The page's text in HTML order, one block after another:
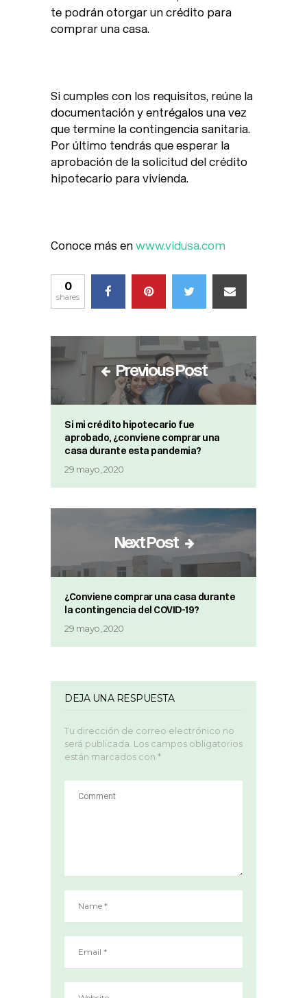
te podrán otorgar un crédito para
comprar una casa.
Si cumples con los requisitos, reúne la
documentación y entrégalos una vez
que termine la contingencia sanitaria.
Por último tendrás que esperar la
aprobación de la solicitud del crédito
hipotecario para vivienda.
Conoce más en www.vidusa.com
0
shares
Previous Post
Si mi crédito hipotecario fue
aprobado, ¿conviene comprar una
casa durante esta pandemia?
29 mayo, 2020
Next Post
¿Conviene comprar una casa durante
la contingencia del COVID-19?
29 mayo, 2020
DEJA UNA RESPUESTA
Tu dirección de correo electrónico no
será publicada. Los campos obligatorios
están marcados con *